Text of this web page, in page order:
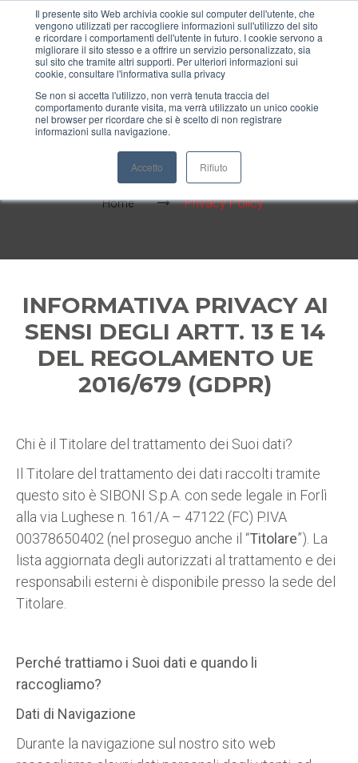
Il presente sito Web archivia cookie sul computer dell'utente, che
vengono utilizzati per raccogliere informazioni sull'utilizzo del sito
e ricordare i comportamenti dell'utente in futuro. I cookie servono a
migliorare il sito stesso e a offrire un servizio personalizzato, sia
sul sito che tramite altri supporti. Per ulteriori informazioni sui
cookie, consultare l'informativa sulla privacy
Se non si accetta l'utilizzo, non verrà tenuta traccia del
comportamento durante visita, ma verrà utilizzato un unico cookie
nel browser per ricordare che si è scelto di non registrare
informazioni sulla navigazione.
Accetto Rifiuto
MENU
PRIVACY POLICY
Home Privacy Policy
INFORMATIVA PRIVACY AI
SENSI DEGLI ARTT. 13 E 14
DEL REGOLAMENTO UE
2016/679 (GDPR)
Chi è il Titolare del trattamento dei Suoi dati?
Il Titolare del trattamento dei dati raccolti tramite
questo sito è SIBONI S.p.A. con sede legale in Forlì
alla via Lughese n. 161/A – 47122 (FC) P.IVA
00378650402 (nel proseguo anche il “Titolare”). La
lista aggiornata degli autorizzati al trattamento e dei
responsabili esterni è disponibile presso la sede del
Titolare.
Perché trattiamo i Suoi dati e quando li
raccogliamo?
Dati di Navigazione
Durante la navigazione sul nostro sito web